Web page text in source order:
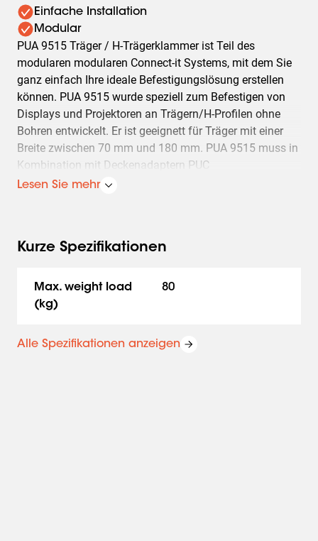
Einfache Installation
Modular
PUA 9515 Träger / H-Trägerklammer ist Teil des
modularen modularen Connect-it Systems, mit dem Sie
ganz einfach Ihre ideale Befestigungslösung erstellen
können. PUA 9515 wurde speziell zum Befestigen von
Displays und Projektoren an Trägern/H-Profilen ohne
Bohren entwickelt. Er ist geeignett für Träger mit einer
Breite zwischen 70 mm und 180 mm. PUA 9515 muss in
Kombination mit Deckenadaptern PUC
1045/1060/1065/1070/1080 sowie PUC 24xx oder PUC
Lesen Sie mehr
Kurze Spezifikationen
Max. weight load
(kg)
80
Alle Spezifikationen anzeigen